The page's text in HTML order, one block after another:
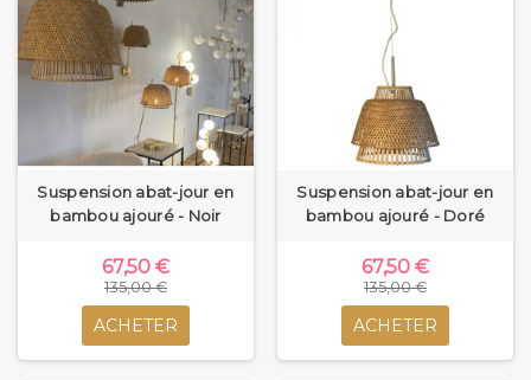
Suspension abat-jour en
bambou ajouré - Noir
67,50 €
135,00 €
ACHETER
Suspension abat-jour en
bambou ajouré - Doré
67,50 €
135,00 €
ACHETER